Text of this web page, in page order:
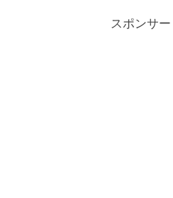
スポンサ